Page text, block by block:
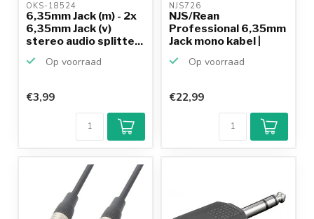
OKS-18524
6,35mm Jack (m) - 2x
6,35mm Jack (v)
stereo audio splitte...
Op voorraad
€3,99
NJS726
NJS/Rean
Professional 6,35mm
Jack mono kabel |
Op voorraad
€22,99